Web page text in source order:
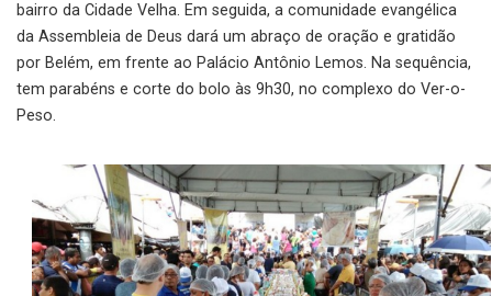
bairro da Cidade Velha. Em seguida, a comunidade evangélica
da Assembleia de Deus dará um abraço de oração e gratidão
por Belém, em frente ao Palácio Antônio Lemos. Na sequência,
tem parabéns e corte do bolo às 9h30, no complexo do Ver-o-
Peso.